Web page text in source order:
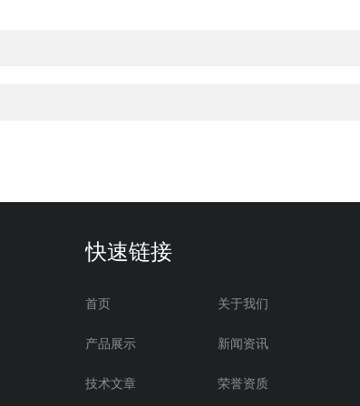
快速链接
首页 关于我们
产品展示 新闻资讯
技术文章 荣誉资质